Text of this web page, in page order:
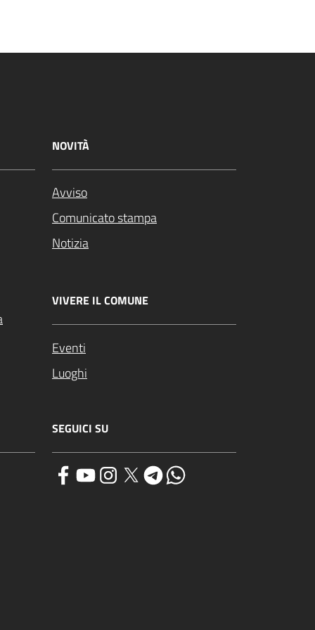
NOVITÀ
Avviso
Comunicato stampa
Notizia
VIVERE IL COMUNE
Eventi
Luoghi
SEGUICI SU